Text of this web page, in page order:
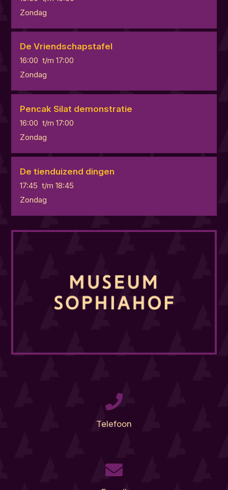
Zondag
De Vriendschapstafel
16:00 t/m17:00
Zondag
Pencak Silat demonstratie
16:00 t/m17:00
Zondag
De tienduizend dingen
17:45 t/m18:45
Zondag
Telefoon